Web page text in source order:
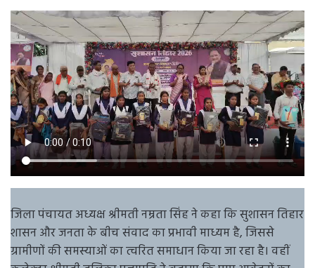
जिला पंचायत अध्यक्ष श्रीमती नम्रता सिंह ने कहा कि सुशासन तिहार
शासन और जनता के बीच संवाद का प्रभावी माध्यम है, जिससे
ग्रामीणों की समस्याओं का त्वरित समाधान किया जा रहा है। वहीं